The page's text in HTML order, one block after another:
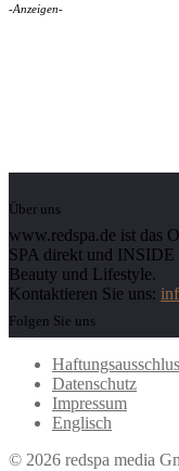
-Anzeigen-
Über uns
www.redspa.de ist das
SPA direkt und INSIDE
Beauty und Lifestyle.
Kontaktieren Sie uns:
Folgen Sie uns
Datenschutz
Impressum
Englisch
© 2026 redspa media